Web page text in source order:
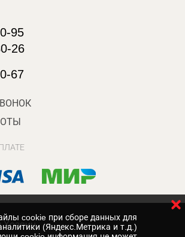
95
26
67
Хозяин
cookie при сборе данных для
(Яндекс.Метрика и т.д.)